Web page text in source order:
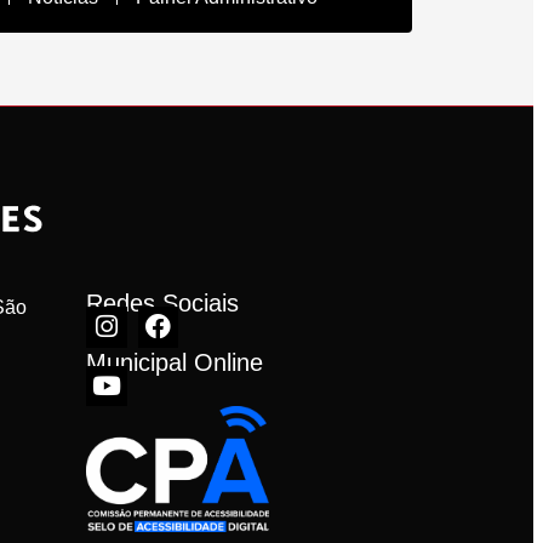
Redes Sociais
Municipal Online